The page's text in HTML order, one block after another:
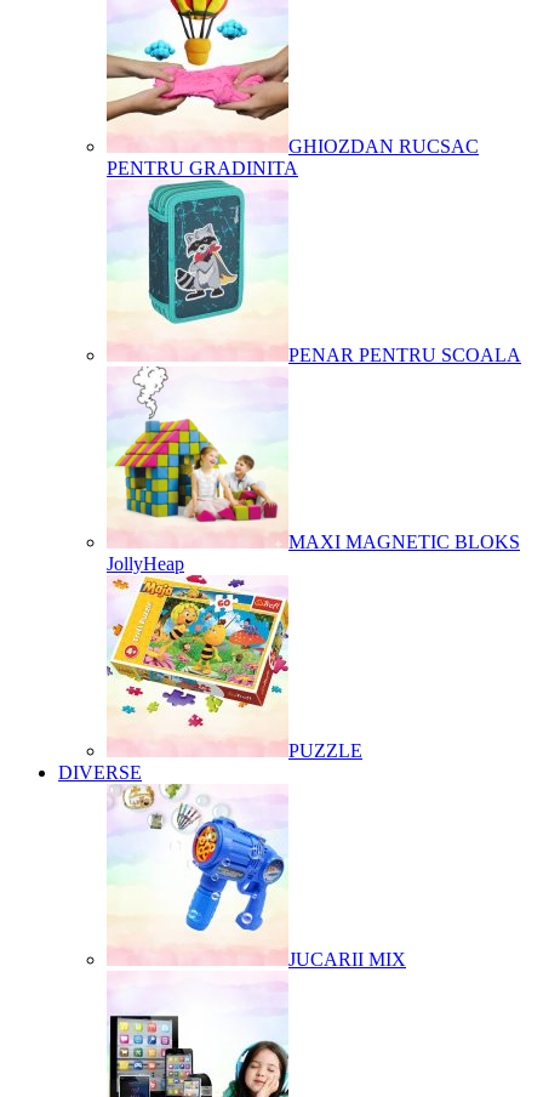
GHIOZDAN RUCSAC
PENTRU GRADINITA
PENAR PENTRU SCOALA
MAXI MAGNETIC BLOKS
JollyHeap
PUZZLE
DIVERSE
JUCARII MIX